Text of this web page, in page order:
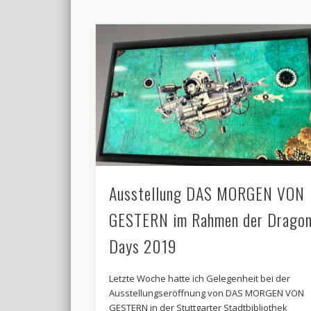
Ausstellung DAS MORGEN VON
GESTERN im Rahmen der
Days 2019
Letzte Woche hatte ich Gelegenheit bei der
Ausstellungseröffnung von DAS MORGEN VON
GESTERN in der Stuttgarter Stadtbibliothek